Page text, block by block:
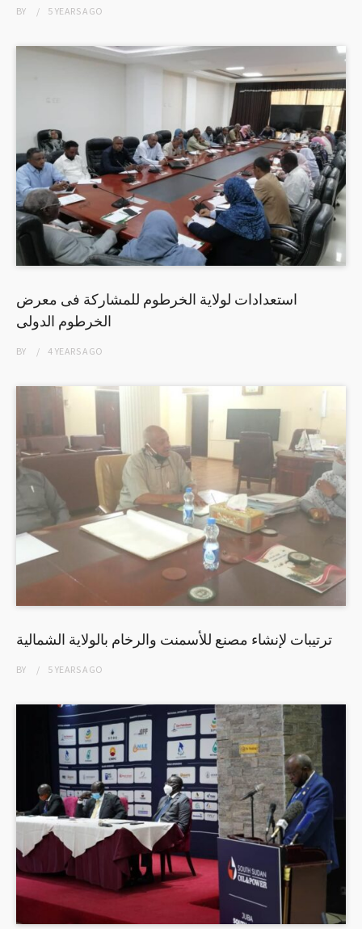
BY 5 YEARSAGO
استعدادات لولاية الخرطوم للمشاركة فى معرض
الخرطوم الدولى
BY 4 YEARSAGO
ترتيبات لإنشاء مصنع للأسمنت والرخام بالولاية الشمالية
BY 5 YEARSAGO